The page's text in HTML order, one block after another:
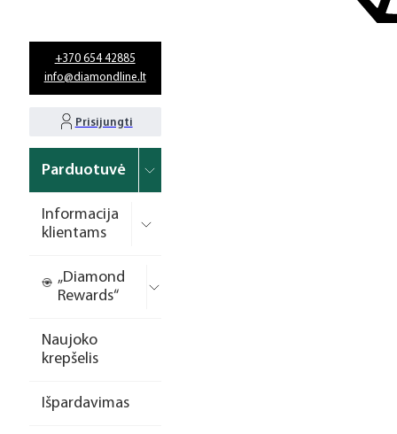
+370 654 42885
info@diamondline.lt
Prisijungti
Parduotuvė
Informacija
klientams
„Diamond
Rewards“
Naujoko
krepšelis
Išpardavimas